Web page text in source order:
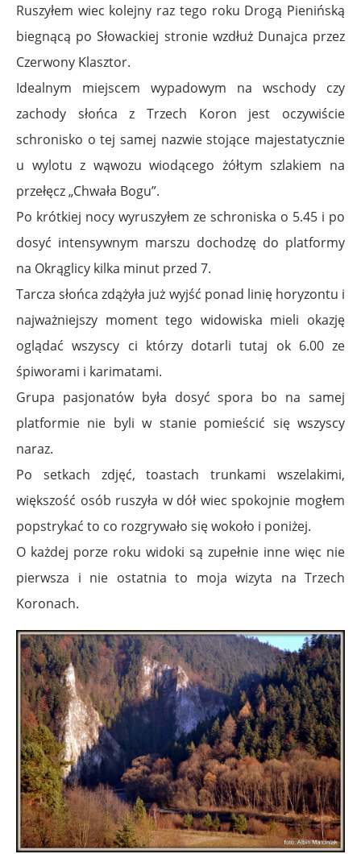
Ruszyłem wiec kolejny raz tego roku Drogą Pienińską
biegnącą po Słowackiej stronie wzdłuż Dunajca przez
Czerwony Klasztor.
Idealnym miejscem wypadowym na wschody czy
zachody słońca z Trzech Koron jest oczywiście
schronisko o tej samej nazwie stojące majestatycznie
u wylotu z wąwozu wiodącego żółtym szlakiem na
przełęcz „Chwała Bogu”.
Po krótkiej nocy wyruszyłem ze schroniska o 5.45 i po
dosyć intensywnym marszu dochodzę do platformy
na Okrąglicy kilka minut przed 7.
Tarcza słońca zdążyła już wyjść ponad linię horyzontu i
najważniejszy moment tego widowiska mieli okazję
oglądać wszyscy ci którzy dotarli tutaj ok 6.00 ze
śpiworami i karimatami.
Grupa pasjonatów była dosyć spora bo na samej
platformie nie byli w stanie pomieścić się wszyscy
naraz.
Po setkach zdjęć, toastach trunkami wszelakimi,
większość osób ruszyła w dół wiec spokojnie mogłem
popstrykać to co rozgrywało się wokoło i poniżej.
O każdej porze roku widoki są zupełnie inne więc nie
pierwsza i nie ostatnia to moja wizyta na Trzech
Koronach.